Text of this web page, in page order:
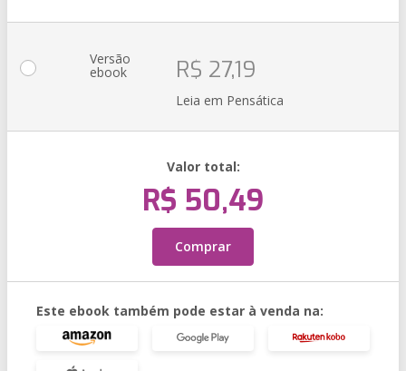
Versão
ebook R$ 27,19
Leia em Pensática
Valor total:
R$ 50,49
Comprar
Este ebook também pode estar à venda na: